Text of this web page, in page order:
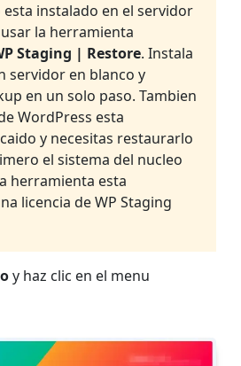
esta instalado en el servidor
la herramienta
Staging | Restore. Instala
servidor en blanco y
en un solo paso. Tambien
WordPress esta
y necesitas restaurarlo
el sistema del nucleo
herramienta esta
licencia de WP Staging
y haz clic en el menu